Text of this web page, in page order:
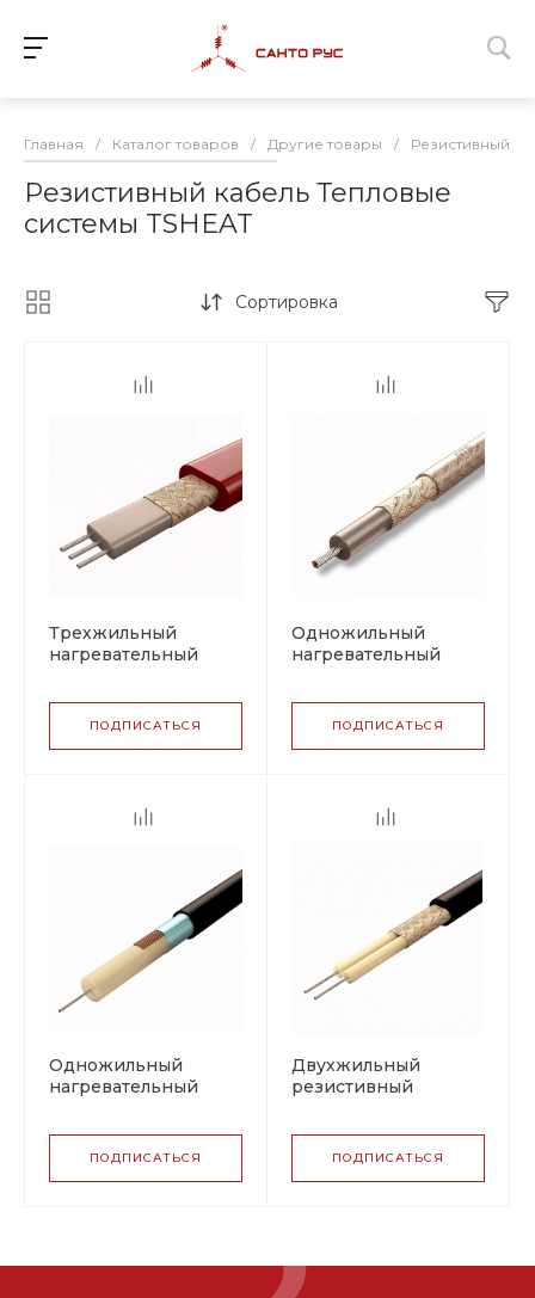
Главная / Каталог товаров / Другие товары / Резистивный
Резистивный кабель Тепловые
системы TSHEAT
Сортировка
Трехжильный
нагревательный
ПОДПИСАТЬСЯ
Одножильный
нагревательный
ПОДПИСАТЬСЯ
Одножильный
нагревательный
ПОДПИСАТЬСЯ
Двухжильный
резистивный
кабель IceFree-M
ПОДПИСАТЬСЯ